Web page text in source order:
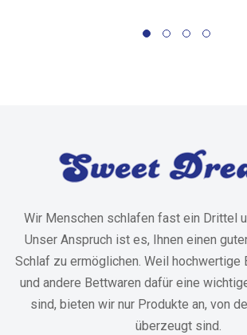
Wir Menschen schlafen fast ein Drittel
Unser Anspruch ist es, Ihnen einen
Schlaf zu ermöglichen. Weil hochwertige
und andere Bettwaren dafür eine
sind, bieten wir nur Produkte an, von
überzeugt sind.